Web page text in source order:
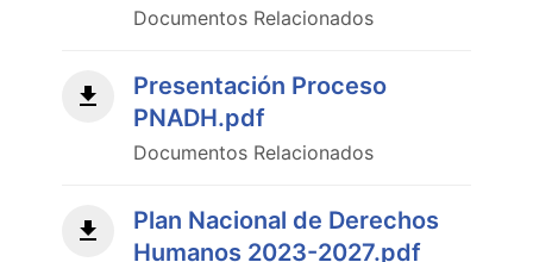
Documentos Relacionados
Presentación Proceso
PNADH.pdf
Documentos Relacionados
Plan Nacional de Derechos
Humanos 2023-2027.pdf